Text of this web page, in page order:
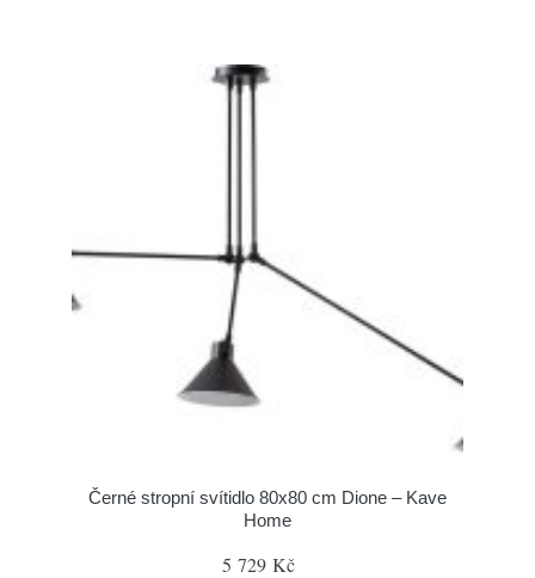
Černé stropní svítidlo 80x80 cm Dione – Kave
Home
5 729 Kč